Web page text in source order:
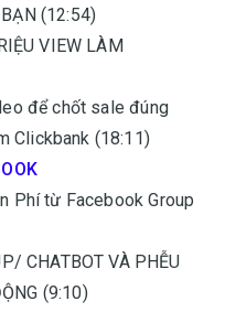
(12:54)
VIEW LÀM
để chốt sale đúng
Clickbank (18:11)
Phí từ Facebook Group
CHATBOT VÀ PHỄU
(9:10)